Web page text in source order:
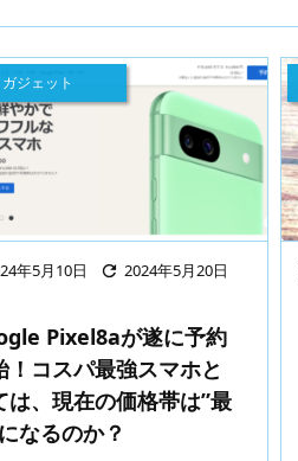
年5月10日  2024年5月20日
ガジェット
Pixel8aが遂に予約
！コスパ最強スマホと
は、現在の価格帯は”最
なるのか？